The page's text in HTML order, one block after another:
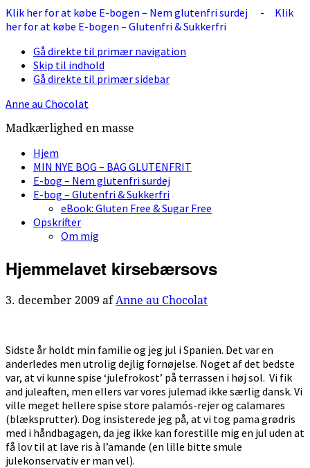
Klik her for at købe E-bogen – Nem glutenfri surdej - Klik
her for at købe E-bogen – Glutenfri & Sukkerfri
Gå direkte til primær navigation
Skip til indhold
Gå direkte til primær sidebar
Anne au Chocolat
Madkærlighed en masse
Hjem
MIN NYE BOG – BAG GLUTENFRIT
E-bog – Nem glutenfri surdej
E-bog – Glutenfri & Sukkerfri
eBook: Gluten Free & Sugar Free
Opskrifter
Om mig
Hjemmelavet kirsebærsovs
3. december 2009 afAnne au Chocolat
Sidste år holdt min familie og jeg jul i Spanien. Det var en
anderledes men utrolig dejlig fornøjelse. Noget af det bedste
var, at vi kunne spise ‘julefrokost’ på terrassen i høj sol. Vi fik
and juleaften, men ellers var vores julemad ikke særlig dansk. Vi
ville meget hellere spise store palamós-rejer og calamares
(blæksprutter). Dog insisterede jeg på, at vi tog pama grødris
med i håndbagagen, da jeg ikke kan forestille mig en jul uden at
få lov til at lave ris à l’amande (en lille bitte smule
julekonservativ er man vel).